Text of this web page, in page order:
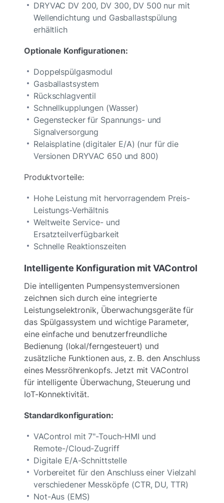
DRYVAC DV 200, DV 300, DV 500 nur mit
Wellendichtung und Gasballastspülung
erhältlich
Optionale Konfigurationen:
Doppelspülgasmodul
Gasballastsystem
Rückschlagventil
Schnellkupplungen (Wasser)
Gegenstecker für Spannungs- und
Signalversorgung
Relaisplatine (digitaler E/A) (nur für die
Versionen DRYVAC 650 und 800)
Produktvorteile:
Hohe Leistung mit hervorragendem Preis-
Leistungs-Verhältnis
Weltweite Service- und
Ersatzteilverfügbarkeit
Schnelle Reaktionszeiten
Intelligente Konfiguration mit VAControl
Die intelligenten Pumpensystemversionen
zeichnen sich durch eine integrierte
Leistungselektronik, Überwachungsgeräte für
das Spülgassystem und wichtige Parameter,
eine einfache und benutzerfreundliche
Bedienung (lokal/ferngesteuert) und
zusätzliche Funktionen aus, z. B. den Anschluss
eines Messröhrenkopfs. Jetzt mit VAControl
für intelligente Überwachung, Steuerung und
IoT-Konnektivität.
Standardkonfiguration:
VAControl mit 7"-Touch-HMI und
Remote-/Cloud-Zugriff
Digitale E/A-Schnittstelle
Vorbereitet für den Anschluss einer Vielzahl
verschiedener Messköpfe (CTR, DU, TTR)
Not-Aus (EMS)